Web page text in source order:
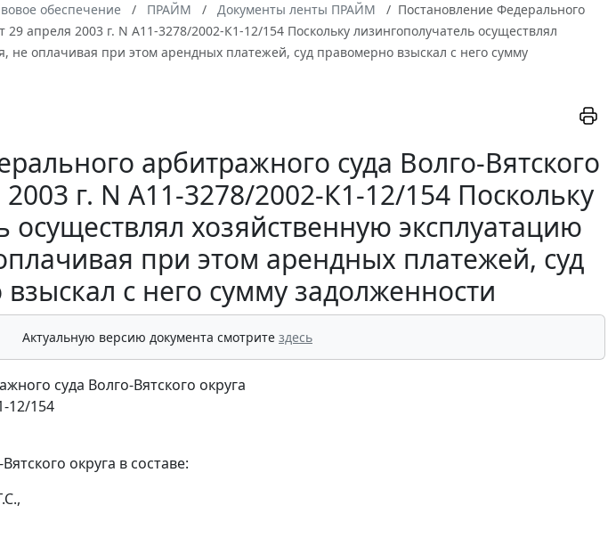
обеспечение ПРАЙМ Документы ленты ПРАЙМ
Постановление Федерального
29 апреля 2003 г. N А11-3278/2002-К1-12/154 Поскольку лизингополучатель осуществлял
не оплачивая при этом арендных платежей, суд правомерно взыскал с него сумму
арбитражного суда Волго-Вятского
г. N А11-3278/2002-К1-12/154 Поскольку
осуществлял хозяйственную эксплуатацию
при этом арендных платежей, суд
с него сумму задолженности
Актуальную версию документа смотрите здесь
суда Волго-Вятского округа
12/154
округа в составе: